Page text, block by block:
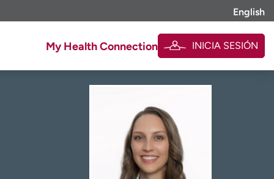
English
My Health Connection INICIA SESIÓN